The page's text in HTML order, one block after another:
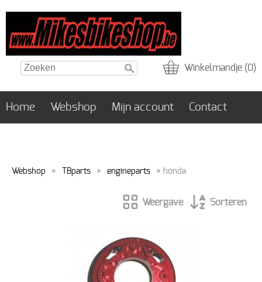
Winkelmandje (0)
Home Webshop Mijn account Contact
Webshop » TBparts » engineparts » honda
Weergave Sorteren